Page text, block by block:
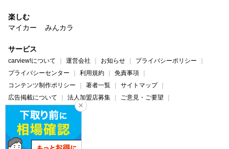
楽しむ
マイカー
みんカラ
サービス
carview!について 運営会社 お知らせ
プライバシーポリシー
プライバシーセンター
利用規約
免責事項
コンテンツ制作ポリシー
著者一覧
サイトマップ
広告掲載について
法人加盟店募集
ご意見・ご要望
ヘルプ・お問い合わせ
carview! Yahoo! JAPAN